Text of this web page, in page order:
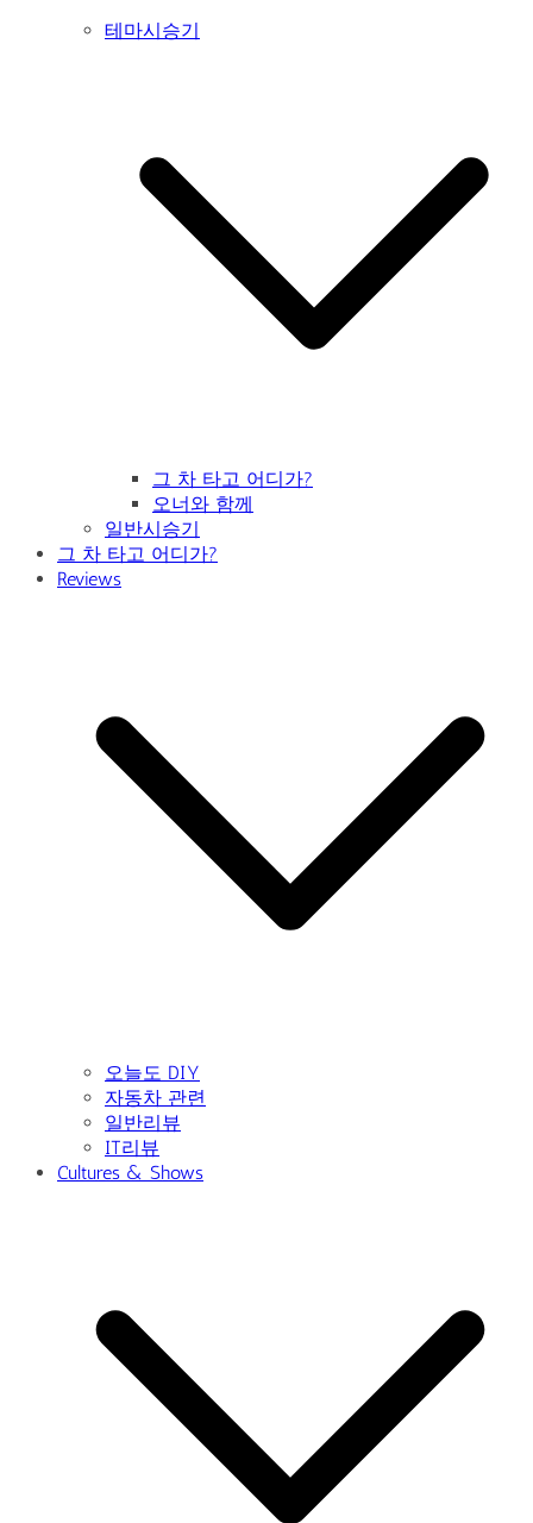
테마시승기
그 차 타고 어디가?
오너와 함께
일반시승기
그 차 타고 어디가?
Reviews
오늘도 DIY
자동차 관련
일반리뷰
IT리뷰
Cultures & Shows